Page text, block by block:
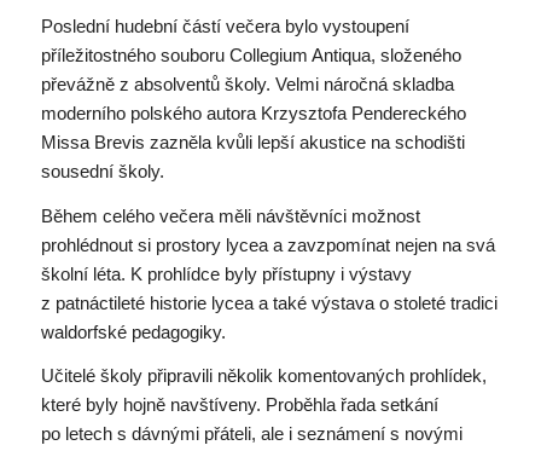
Poslední hudební částí večera bylo vystoupení
příležitostného souboru Collegium Antiqua, složeného
převážně z absolventů školy. Velmi náročná skladba
moderního polského autora Krzysztofa Pendereckého
Missa Brevis zazněla kvůli lepší akustice na schodišti
sousední školy.
Během celého večera měli návštěvníci možnost
prohlédnout si prostory lycea a zavzpomínat nejen na svá
školní léta. K prohlídce byly přístupny i výstavy
z patnáctileté historie lycea a také výstava o stoleté tradici
waldorfské pedagogiky.
Učitelé školy připravili několik komentovaných prohlídek,
které byly hojně navštíveny. Proběhla řada setkání
po letech s dávnými přáteli, ale i seznámení s novými